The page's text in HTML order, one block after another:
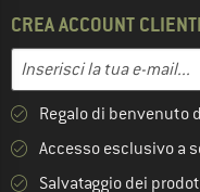
CREA ACCOUNT
Inserisci la tua e-mail...
Inserisci qui il tuo
Regalo di benvenuto
Accesso esclusivo a
Salvataggio dei